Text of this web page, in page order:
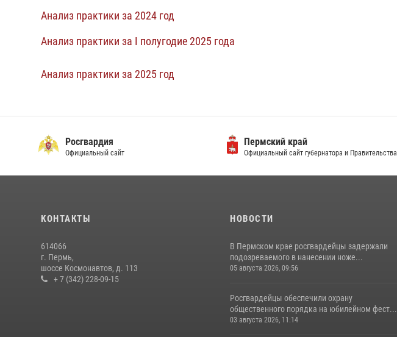
Анализ практики за 2024 год
Анализ практики за I полугодие 2025 года
Анализ практики за 2025 год
Росгвардия
Официальный сайт
Пермский край
Официальный сайт губернатора и Правительства
КОНТАКТЫ
614066
г. Пермь,
шоссе Космонавтов, д. 113
+ 7 (342) 228-09-15
НОВОСТИ
В Пермском крае росгвардейцы задержали
подозреваемого в нанесении ноже...
05 августа 2026, 09:56
Росгвардейцы обеспечили охрану
общественного порядка на юбилейном фест...
03 августа 2026, 11:14